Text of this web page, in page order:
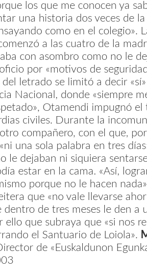
los que me conocen ya
una historia dos veces de
como en el colegio».
a las cuatro de la
con asombro como no le
por «motivos de
letrado se limitó a decir
Nacional, donde «siempre
Otamendi impugnó
civiles. Durante la
compañero, con el que,
una sola palabra en tres
le dejaban ni siquiera
estar en la cama. «Así,
porque no le hacen
que «no vale llevarse
dentro de tres meses le den a
ello que subraya que «si nos
el Santuario de Loiola».
de «Euskaldunon